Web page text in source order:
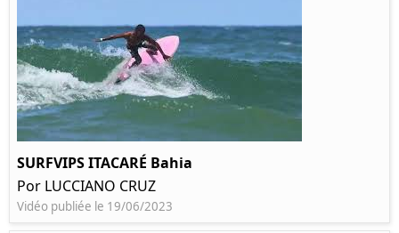
SURFVIPS ITACARÉ Bahia
Por LUCCIANO CRUZ
Vidéo publiée le 19/06/2023